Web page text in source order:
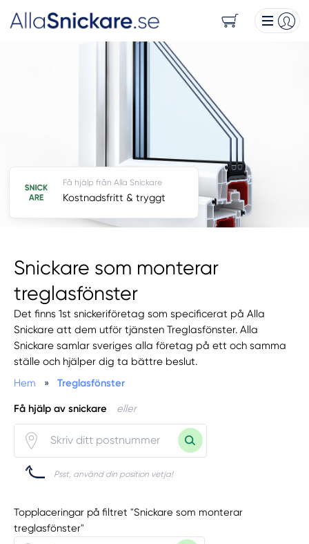
Snickare som monterar
treglasfönster
Det finns 1st snickeriföretag som specificerat på Alla
Snickare att dem utför tjänsten Treglasfönster. Alla
Snickare samlar sveriges alla företag på ett och samma
ställe och hjälper dig ta bättre beslut.
Hem
» Treglasfönster
Få hjälp av snickare eller
Psst, använd din position vetja!
Få hjälp från Alla Snickare
Kostnadsfritt & tryggt
Topplaceringar på filtret "Snickare som monterar
treglasfönster"